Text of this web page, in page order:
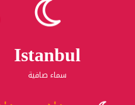
Istanbul
سماء صافية